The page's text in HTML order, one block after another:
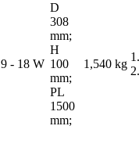
9 - 18 W
D
308
mm;
H
100
mm;
PL
1500
mm;
1,540 kg